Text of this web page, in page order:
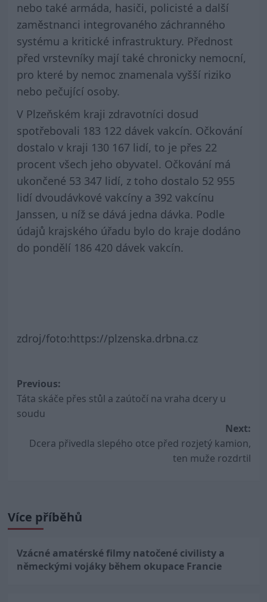
nebo také armáda, hasiči, policisté a další
zaměstnanci integrovaného záchranného
systému a kritické infrastruktury. Přednost
před vrstevníky mají také chronicky nemocní,
pro které by nemoc znamenala vyšší riziko
nebo pečující osoby.
V Plzeňském kraji zdravotníci dosud
spotřebovali 183 122 dávek vakcín. Očkování
dostalo v kraji 130 167 lidí, to je přes 22
procent všech jeho obyvatel. Očkování má
ukončené 53 347 lidí, z toho dostalo 52 955
lidí dvoudávkové vakcíny a 392 vakcínu
Janssen, u níž se dává jedna dávka. Podle
údajů krajského úřadu bylo do kraje dodáno
do pondělí 186 420 dávek vakcín.
zdroj/foto:https://plzenska.drbna.cz
Post
navigation
Previous:
Táta skáče přes stůl a zaútočí na vraha dcery u
soudu
Next:
Dcera přivedla slepého otce před rozjetý kamion,
ten muže rozdrtil
Více příběhů
Vzácné amatérské filmy natočené civilisty a
německými vojáky během okupace Francie